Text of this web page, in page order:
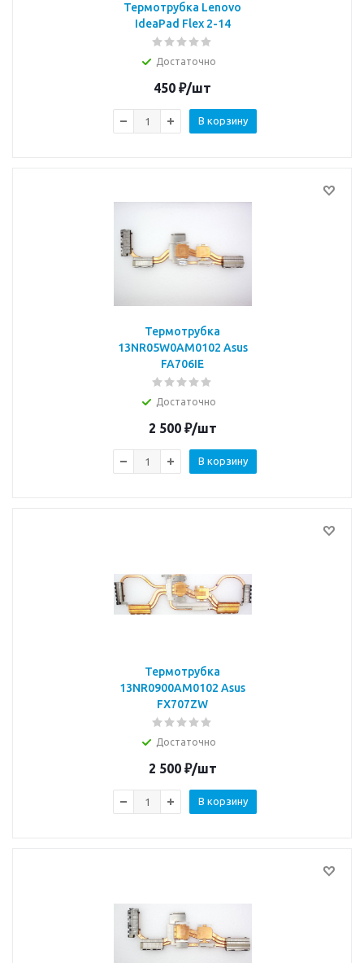
Термотрубка Lenovo
IdeaPad Flex 2-14
Достаточно
450 ₽/шт
В корзину
Термотрубка
13NR05W0AM0102 Asus
FA706IE
Достаточно
2 500₽/шт
В корзину
Термотрубка
13NR0900AM0102 Asus
FX707ZW
Достаточно
2 500₽/шт
В корзину